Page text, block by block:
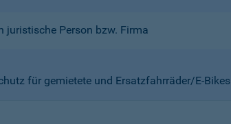
juristische Person bzw. Firma
für gemietete und Ersatzfahrräder/E-Bikes